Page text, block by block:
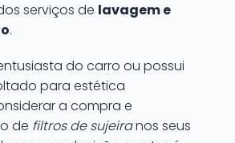
serviços de lavagem e
.
do carro ou possui
para estética
a compra e
de filtros de sujeiranos seus